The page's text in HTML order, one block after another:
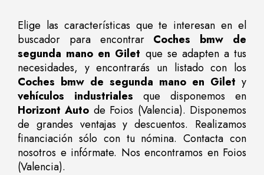
Elige las características que te interesan en el
buscador para encontrar Coches bmw de
segunda mano en Gilet que se adapten a tus
necesidades, y encontrarás un listado con los
Coches bmw de segunda mano en Gilet y
vehículos industriales que disponemos en
Horizont Auto de Foios (Valencia). Disponemos
de grandes ventajas y descuentos. Realizamos
financiación sólo con tu nómina. Contacta con
nosotros e infórmate. Nos encontramos en Foios
(Valencia).